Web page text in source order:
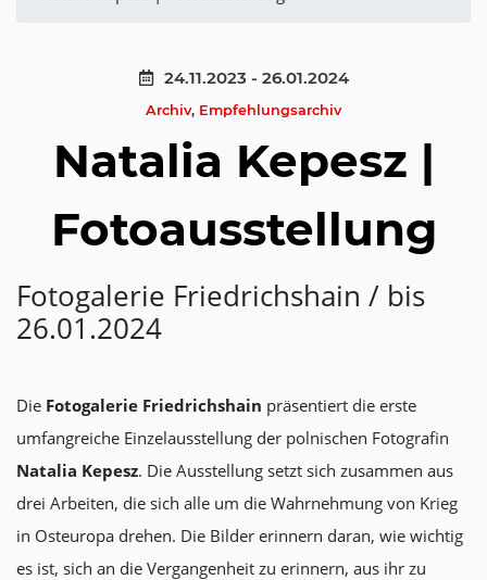
24.11.2023 - 26.01.2024
Archiv, Empfehlungsarchiv
Natalia Kepesz |
Fotoausstellung
Fotogalerie Friedrichshain / bis
26.01.2024
Die Fotogalerie Friedrichshain präsentiert die erste
umfangreiche Einzelausstellung der polnischen Fotografin
Natalia Kepesz. Die Ausstellung setzt sich zusammen aus
drei Arbeiten, die sich alle um die Wahrnehmung von Krieg
in Osteuropa drehen. Die Bilder erinnern daran, wie wichtig
es ist, sich an die Vergangenheit zu erinnern, aus ihr zu